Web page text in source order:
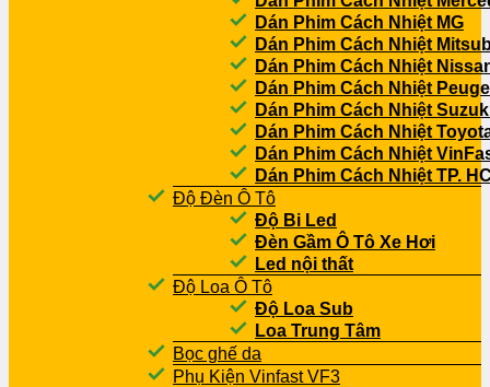
Dán Phim Cách Nhiệt MG
Dán Phim Cách Nhiệt
Dán Phim Cách Nhiệt
Dán Phim Cách Nhiệt
Dán Phim Cách Nhiệt
Dán Phim Cách Nhiệt
Dán Phim Cách Nhiệt
Dán Phim Cách Nhiệt TP.
Độ Đèn Ô Tô
Độ Bi Led
Đèn Gầm Ô Tô Xe Hơi
Led nội thất
Độ Loa Ô Tô
Độ Loa Sub
Loa Trung Tâm
Bọc ghế da
Phụ Kiện Vinfast VF3